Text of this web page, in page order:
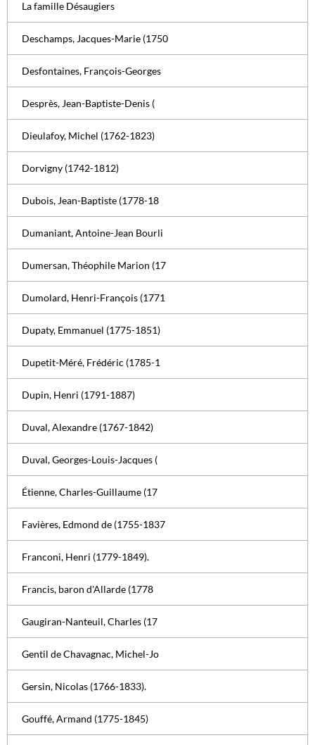
La famille Désaugiers
Deschamps, Jacques-Marie (1750
Desfontaines, François-Georges
Desprès, Jean-Baptiste-Denis (
Dieulafoy, Michel (1762-1823)
Dorvigny (1742-1812)
Dubois, Jean-Baptiste (1778-18
Dumaniant, Antoine-Jean Bourli
Dumersan, Théophile Marion (17
Dumolard, Henri-François (1771
Dupaty, Emmanuel (1775-1851)
Dupetit-Méré, Frédéric (1785-1
Dupin, Henri (1791-1887)
Duval, Alexandre (1767-1842)
Duval, Georges-Louis-Jacques (
Étienne, Charles-Guillaume (17
Favières, Edmond de (1755-1837
Franconi, Henri (1779-1849).
Francis, baron d'Allarde (1778
Gaugiran-Nanteuil, Charles (17
Gentil de Chavagnac, Michel-Jo
Gersin, Nicolas (1766-1833).
Gouffé, Armand (1775-1845)